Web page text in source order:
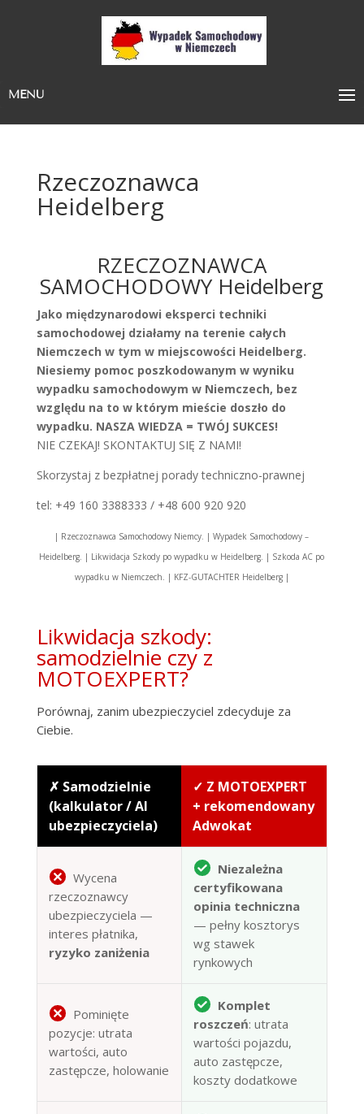
MENU
Rzeczoznawca
Heidelberg
RZECZOZNAWCA
SAMOCHODOWY Heidelberg
Jako międzynarodowi eksperci techniki
samochodowej działamy na terenie całych
Niemczech w tym w miejscowości Heidelberg.
Niesiemy pomoc poszkodowanym w wyniku
wypadku samochodowym w Niemczech, bez
względu na to w którym mieście doszło do
wypadku. NASZA WIEDZA = TWÓJ SUKCES!
NIE CZEKAJ! SKONTAKTUJ SIĘ Z NAMI!
Skorzystaj z bezpłatnej porady techniczno-prawnej
tel: +49 160 3388333 / +48 600 920 920
| Rzeczoznawca Samochodowy Niemcy. | Wypadek Samochodowy –
Heidelberg. | Likwidacja Szkody po wypadku w Heidelberg. | Szkoda AC po
wypadku w Niemczech. | KFZ-GUTACHTER Heidelberg |
Likwidacja szkody:
samodzielnie czy z
MOTOEXPERT?
Porównaj, zanim ubezpieczyciel zdecyduje za
Ciebie.
✗ Samodzielnie
(kalkulator / AI
ubezpieczyciela)
✓ Z MOTOEXPERT
+ rekomendowany
Adwokat
Wycena
rzeczoznawcy
ubezpieczyciela —
interes płatnika,
ryzyko zaniżenia
Niezależna
certyfikowana
opinia techniczna
— pełny kosztorys
wg stawek
rynkowych
Pominięte
pozycje: utrata
wartości, auto
zastępcze, holowanie
Komplet
roszczeń: utrata
wartości pojazdu,
auto zastępcze,
koszty dodatkowe